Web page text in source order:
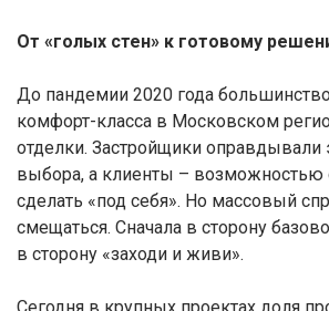
От «голых стен» к готовому
До пандемии 2020 года
комфорт-класса в Московском
отделки. Застройщики оправдывали
выбора, а клиенты – возможностью
сделать «под себя». Но массовый
смещаться. Сначала в сторону
в сторону «заходи и живи».